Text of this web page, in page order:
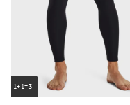
1+1=3